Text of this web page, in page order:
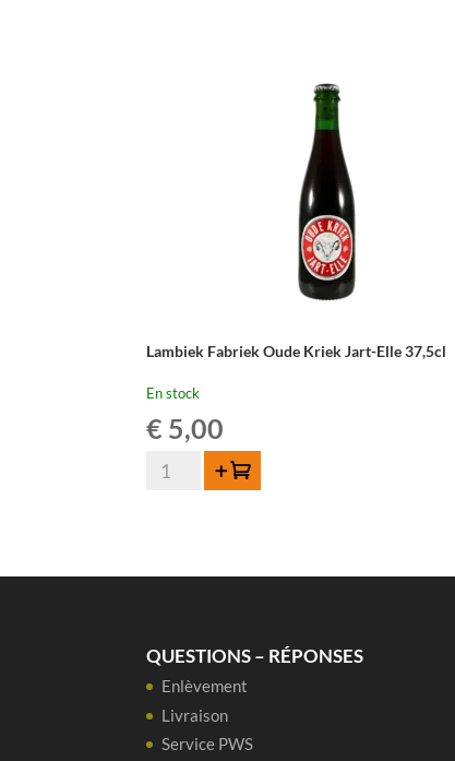
Lambiek Fabriek Oude Kriek Jart-Elle 37,5cl
En stock
€ 5,00
quantité
37,5cl
Ajouter au panier
QUESTIONS – RÉPONSES
Enlèvement
Livraison
Service PWS